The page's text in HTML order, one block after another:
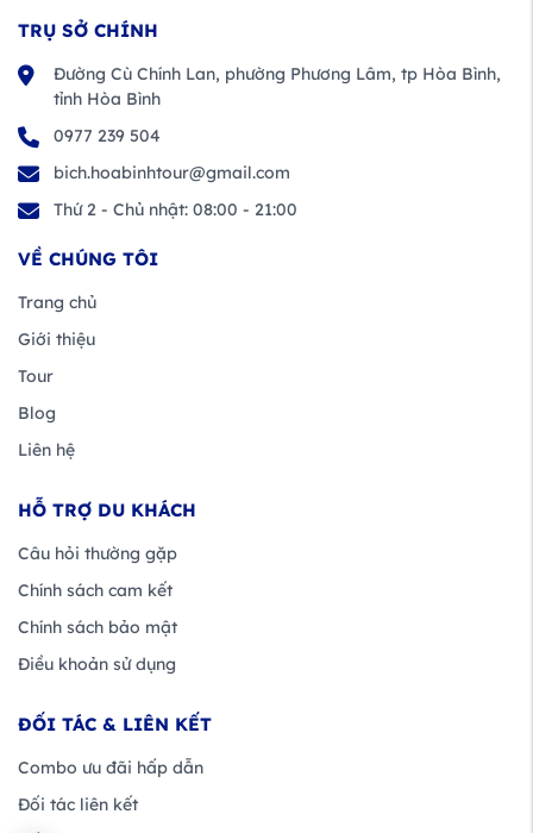
TRỤ SỞ CHÍNH
Đường Cù Chính Lan, phường Phương Lâm, tp Hòa Bình,
tỉnh Hòa Bình
0977 239 504
bich.hoabinhtour@gmail.com
Thứ 2 - Chủ nhật: 08:00 - 21:00
VỀ CHÚNG TÔI
Trang chủ
Giới thiệu
Tour
Blog
Liên hệ
HỖ TRỢ DU KHÁCH
Câu hỏi thường gặp
Chính sách cam kết
Chính sách bảo mật
Điều khoản sử dụng
ĐỐI TÁC & LIÊN KẾT
Combo ưu đãi hấp dẫn
Đối tác liên kết